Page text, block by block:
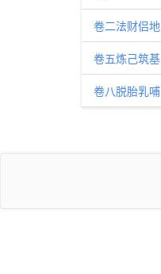
卷二法财侣地
卷五炼己筑基
卷八脱胎乳哺